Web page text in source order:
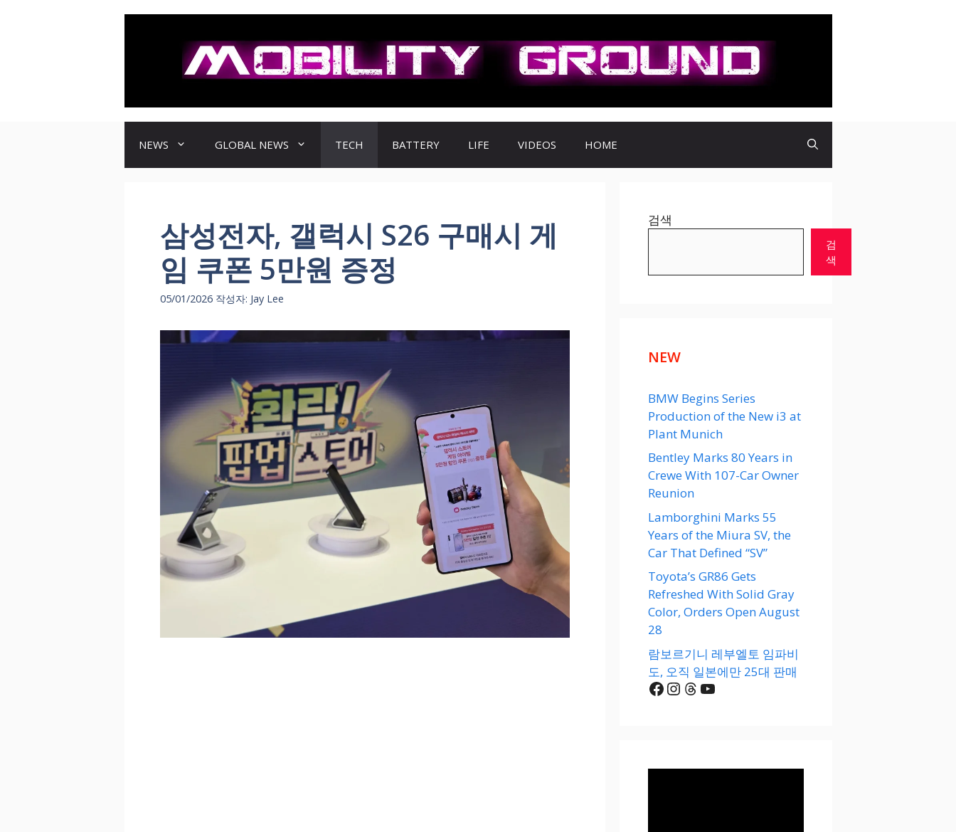
NEWS GLOBAL NEWS TECH BATTERY LIFE VIDEOS HOME
삼성전자, 갤럭시 S26 구매시 게
임 쿠폰 5만원 증정
05/01/2026 작성자: Jay Lee
검색
검
색
NEW
BMW Begins Series
Production of the New i3 at
Plant Munich
Bentley Marks 80 Years in
Crewe With 107-Car Owner
Reunion
Lamborghini Marks 55
Years of the Miura SV, the
Car That Defined “SV”
Toyota’s GR86 Gets
Refreshed With Solid Gray
Color, Orders Open August
28
람보르기니 레부엘토 임파비
도, 오직 일본에만 25대 판매
Facebook
Instagram
Threads
YouTube